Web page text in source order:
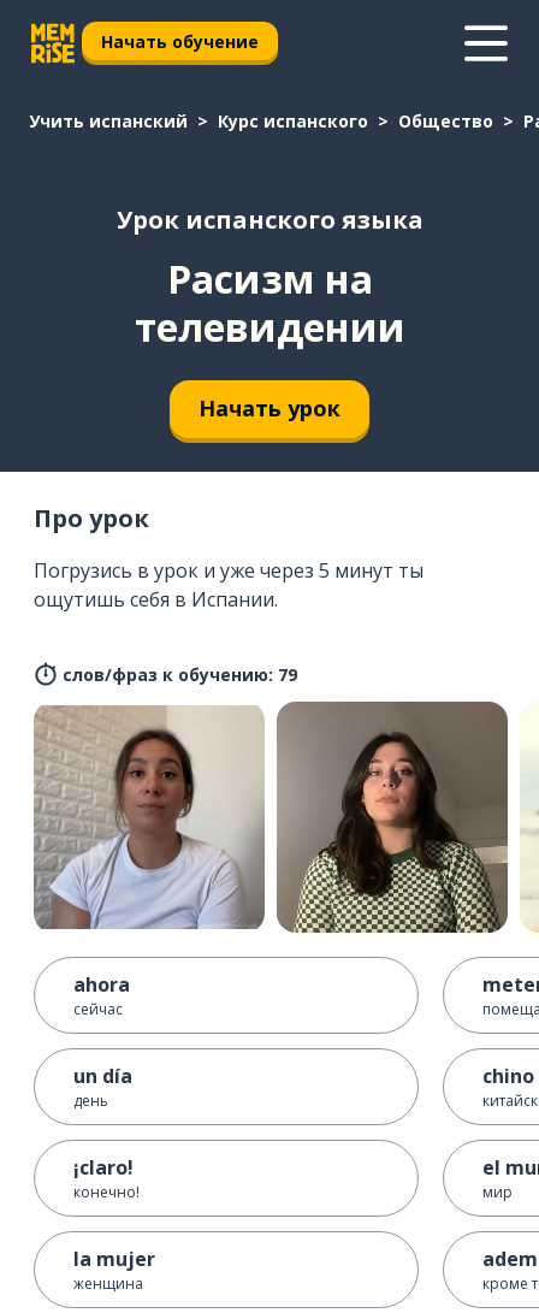
Начать обучение
Учить испанский Курс испанского Общество
Урок испанского языка
Расизм на
телевидении
Начать урок
Про урок
Погрузись в урок и уже через 5 минут ты
ощутишь себя в Испании.
слов/фраз к обучению: 79
ahora
сейчас
un día
день
¡claro!
конечно!
la mujer
женщина
chino
el
мир
кроме